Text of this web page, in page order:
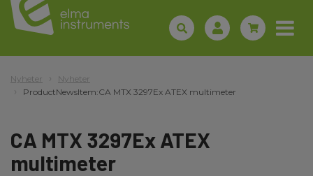
Nyheter
Nyheter
ProductNewsItem:CA MTX 3297Ex ATEX multimeter
CA MTX 3297Ex ATEX
multimeter